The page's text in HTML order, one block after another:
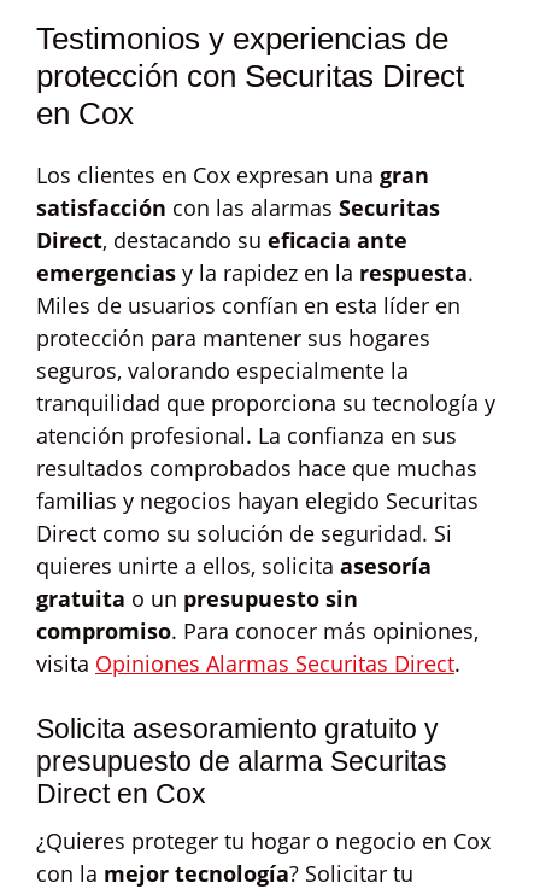
Testimonios y experiencias de
protección con Securitas Direct
en Cox
Los clientes en Cox expresan una gran
satisfacción con las alarmas Securitas
Direct, destacando su eficacia ante
emergencias y la rapidez en la respuesta.
Miles de usuarios confían en esta líder en
protección para mantener sus hogares
seguros, valorando especialmente la
tranquilidad que proporciona su tecnología y
atención profesional. La confianza en sus
resultados comprobados hace que muchas
familias y negocios hayan elegido Securitas
Direct como su solución de seguridad. Si
quieres unirte a ellos, solicita asesoría
gratuita o un presupuesto sin
compromiso. Para conocer más opiniones,
visita Opiniones Alarmas Securitas Direct.
Solicita asesoramiento gratuito y
presupuesto de alarma Securitas
Direct en Cox
¿Quieres proteger tu hogar o negocio en Cox
con la mejor tecnología? Solicitar tu